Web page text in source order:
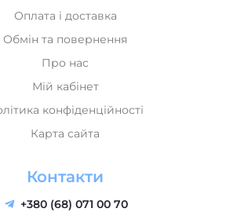
Обмін та повернення
Про нас
Мій кабінет
конфіденційності
Карта сайта
+380 (68) 071 00 70
+380 (50) 071 00 70